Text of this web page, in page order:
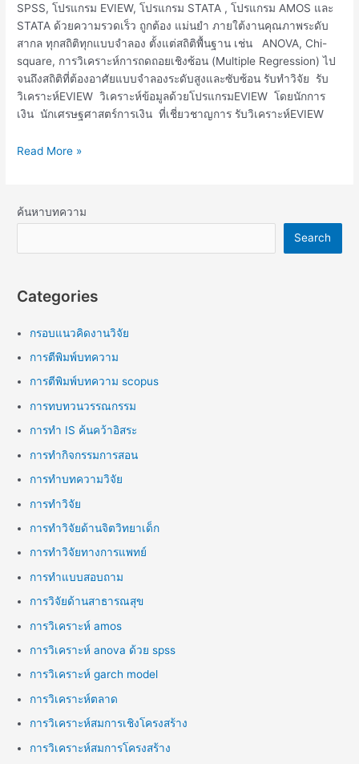
SPSS, โปรแกรม EVIEW, โปรแกรม STATA , โปรแกรม AMOS และ
STATA ด้วยความรวดเร็ว ถูกต้อง แม่นยำ ภายใต้งานคุณภาพระดับ
สากล ทุกสถิติทุกแบบจำลอง ตั้งแต่สถิติพื้นฐาน เช่น ANOVA, Chi-
square, การวิเคราะห์การถดถอยเชิงซ้อน (Multiple Regression) ไป
จนถึงสถิติที่ต้องอาศัยแบบจำลองระดับสูงและซับซ้อน รับทำวิจัย รับ
วิเคราะห์EVIEW วิเคราะห์ข้อมูลด้วยโปรแกรมEVIEW โดยนักการ
เงิน นักเศรษฐศาสตร์การเงิน ที่เชี่ยวชาญการ รับวิเคราะห์EVIEW
ใช้
EVIEW
Read More »
ค้นหาบทความ
Search
Categories
กรอบแนวคิดงานวิจัย
การตีพิมพ์บทความ
การตีพิมพ์บทความ scopus
การทบทวนวรรณกรรม
การทำ IS ค้นคว้าอิสระ
การทำกิจกรรมการสอน
การทำบทความวิจัย
การทำวิจัย
การทำวิจัยด้านจิตวิทยาเด็ก
การทำวิจัยทางการแพทย์
การทำแบบสอบถาม
การวิจัยด้านสาธารณสุข
การวิเคราะห์ amos
การวิเคราะห์ anova ด้วย spss
การวิเคราะห์ garch model
การวิเคราะห์ตลาด
การวิเคราะห์สมการเชิงโครงสร้าง
การวิเคราะห์สมการโครงสร้าง